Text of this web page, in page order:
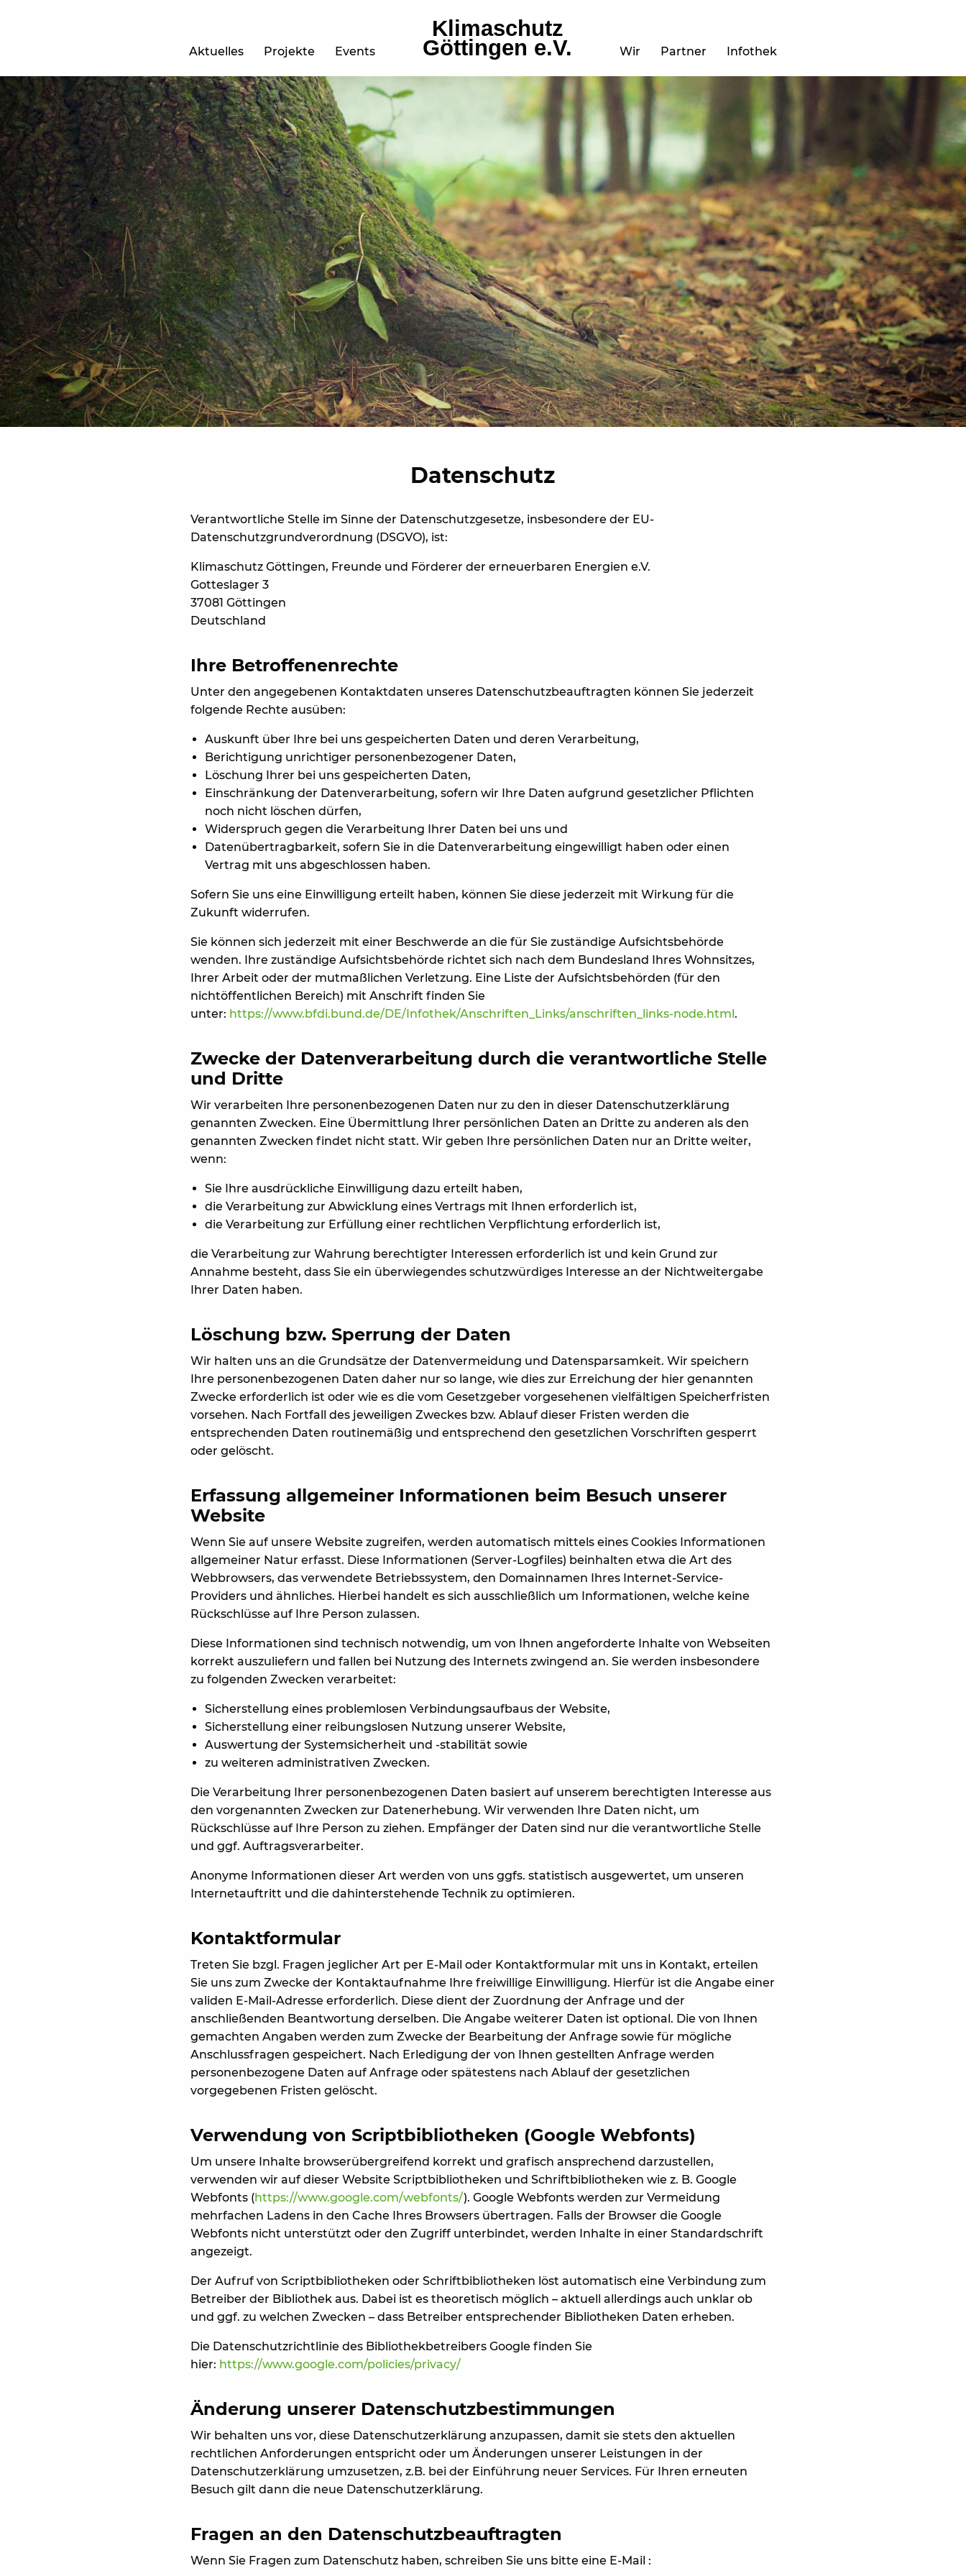
Aktuelles Projekte Events
Klimaschutz
Göttingen e.V. Wir Partner Infothek
Datenschutz
Verantwortliche Stelle im Sinne der Datenschutzgesetze, insbesondere der EU-
Datenschutzgrundverordnung (DSGVO), ist:
Klimaschutz Göttingen, Freunde und Förderer der erneuerbaren Energien e.V.
Gotteslager 3
37081 Göttingen
Deutschland
Ihre Betroffenenrechte
Unter den angegebenen Kontaktdaten unseres Datenschutzbeauftragten können Sie jederzeit
folgende Rechte ausüben:
Auskunft über Ihre bei uns gespeicherten Daten und deren Verarbeitung,
Berichtigung unrichtiger personenbezogener Daten,
Löschung Ihrer bei uns gespeicherten Daten,
Einschränkung der Datenverarbeitung, sofern wir Ihre Daten aufgrund gesetzlicher Pflichten
noch nicht löschen dürfen,
Widerspruch gegen die Verarbeitung Ihrer Daten bei uns und
Datenübertragbarkeit, sofern Sie in die Datenverarbeitung eingewilligt haben oder einen
Vertrag mit uns abgeschlossen haben.
Sofern Sie uns eine Einwilligung erteilt haben, können Sie diese jederzeit mit Wirkung für die
Zukunft widerrufen.
Sie können sich jederzeit mit einer Beschwerde an die für Sie zuständige Aufsichtsbehörde
wenden. Ihre zuständige Aufsichtsbehörde richtet sich nach dem Bundesland Ihres Wohnsitzes,
Ihrer Arbeit oder der mutmaßlichen Verletzung. Eine Liste der Aufsichtsbehörden (für den
nichtöffentlichen Bereich) mit Anschrift finden Sie
unter: https://www.bfdi.bund.de/DE/Infothek/Anschriften_Links/anschriften_links-node.html.
Zwecke der Datenverarbeitung durch die verantwortliche Stelle
und Dritte
Wir verarbeiten Ihre personenbezogenen Daten nur zu den in dieser Datenschutzerklärung
genannten Zwecken. Eine Übermittlung Ihrer persönlichen Daten an Dritte zu anderen als den
genannten Zwecken findet nicht statt. Wir geben Ihre persönlichen Daten nur an Dritte weiter,
wenn:
Sie Ihre ausdrückliche Einwilligung dazu erteilt haben,
die Verarbeitung zur Abwicklung eines Vertrags mit Ihnen erforderlich ist,
die Verarbeitung zur Erfüllung einer rechtlichen Verpflichtung erforderlich ist,
die Verarbeitung zur Wahrung berechtigter Interessen erforderlich ist und kein Grund zur
Annahme besteht, dass Sie ein überwiegendes schutzwürdiges Interesse an der Nichtweitergabe
Ihrer Daten haben.
Löschung bzw. Sperrung der Daten
Wir halten uns an die Grundsätze der Datenvermeidung und Datensparsamkeit. Wir speichern
Ihre personenbezogenen Daten daher nur so lange, wie dies zur Erreichung der hier genannten
Zwecke erforderlich ist oder wie es die vom Gesetzgeber vorgesehenen vielfältigen Speicherfristen
vorsehen. Nach Fortfall des jeweiligen Zweckes bzw. Ablauf dieser Fristen werden die
entsprechenden Daten routinemäßig und entsprechend den gesetzlichen Vorschriften gesperrt
oder gelöscht.
Erfassung allgemeiner Informationen beim Besuch unserer
Website
Wenn Sie auf unsere Website zugreifen, werden automatisch mittels eines Cookies Informationen
allgemeiner Natur erfasst. Diese Informationen (Server-Logfiles) beinhalten etwa die Art des
Webbrowsers, das verwendete Betriebssystem, den Domainnamen Ihres Internet-Service-
Providers und ähnliches. Hierbei handelt es sich ausschließlich um Informationen, welche keine
Rückschlüsse auf Ihre Person zulassen.
Diese Informationen sind technisch notwendig, um von Ihnen angeforderte Inhalte von Webseiten
korrekt auszuliefern und fallen bei Nutzung des Internets zwingend an. Sie werden insbesondere
zu folgenden Zwecken verarbeitet:
Sicherstellung eines problemlosen Verbindungsaufbaus der Website,
Sicherstellung einer reibungslosen Nutzung unserer Website,
Auswertung der Systemsicherheit und -stabilität sowie
zu weiteren administrativen Zwecken.
Die Verarbeitung Ihrer personenbezogenen Daten basiert auf unserem berechtigten Interesse aus
den vorgenannten Zwecken zur Datenerhebung. Wir verwenden Ihre Daten nicht, um
Rückschlüsse auf Ihre Person zu ziehen. Empfänger der Daten sind nur die verantwortliche Stelle
und ggf. Auftragsverarbeiter.
Anonyme Informationen dieser Art werden von uns ggfs. statistisch ausgewertet, um unseren
Internetauftritt und die dahinterstehende Technik zu optimieren.
Kontaktformular
Treten Sie bzgl. Fragen jeglicher Art per E-Mail oder Kontaktformular mit uns in Kontakt, erteilen
Sie uns zum Zwecke der Kontaktaufnahme Ihre freiwillige Einwilligung. Hierfür ist die Angabe einer
validen E-Mail-Adresse erforderlich. Diese dient der Zuordnung der Anfrage und der
anschließenden Beantwortung derselben. Die Angabe weiterer Daten ist optional. Die von Ihnen
gemachten Angaben werden zum Zwecke der Bearbeitung der Anfrage sowie für mögliche
Anschlussfragen gespeichert. Nach Erledigung der von Ihnen gestellten Anfrage werden
personenbezogene Daten auf Anfrage oder spätestens nach Ablauf der gesetzlichen
vorgegebenen Fristen gelöscht.
Verwendung von Scriptbibliotheken (Google Webfonts)
Um unsere Inhalte browserübergreifend korrekt und grafisch ansprechend darzustellen,
verwenden wir auf dieser Website Scriptbibliotheken und Schriftbibliotheken wie z. B. Google
Webfonts (https://www.google.com/webfonts/). Google Webfonts werden zur Vermeidung
mehrfachen Ladens in den Cache Ihres Browsers übertragen. Falls der Browser die Google
Webfonts nicht unterstützt oder den Zugriff unterbindet, werden Inhalte in einer Standardschrift
angezeigt.
Der Aufruf von Scriptbibliotheken oder Schriftbibliotheken löst automatisch eine Verbindung zum
Betreiber der Bibliothek aus. Dabei ist es theoretisch möglich – aktuell allerdings auch unklar ob
und ggf. zu welchen Zwecken – dass Betreiber entsprechender Bibliotheken Daten erheben.
Die Datenschutzrichtlinie des Bibliothekbetreibers Google finden Sie
hier: https://www.google.com/policies/privacy/
Änderung unserer Datenschutzbestimmungen
Wir behalten uns vor, diese Datenschutzerklärung anzupassen, damit sie stets den aktuellen
rechtlichen Anforderungen entspricht oder um Änderungen unserer Leistungen in der
Datenschutzerklärung umzusetzen, z.B. bei der Einführung neuer Services. Für Ihren erneuten
Besuch gilt dann die neue Datenschutzerklärung.
Fragen an den Datenschutzbeauftragten
Wenn Sie Fragen zum Datenschutz haben, schreiben Sie uns bitte eine E-Mail :